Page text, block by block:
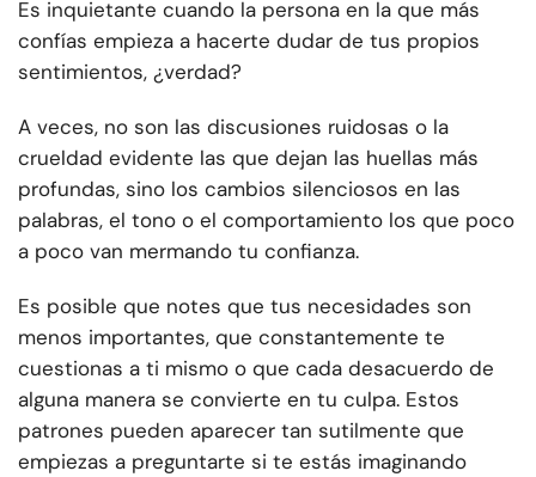
Es inquietante cuando la persona en la que más
confías empieza a hacerte dudar de tus propios
sentimientos, ¿verdad?
A veces, no son las discusiones ruidosas o la
crueldad evidente las que dejan las huellas más
profundas, sino los cambios silenciosos en las
palabras, el tono o el comportamiento los que poco
a poco van mermando tu confianza.
Es posible que notes que tus necesidades son
menos importantes, que constantemente te
cuestionas a ti mismo o que cada desacuerdo de
alguna manera se convierte en tu culpa. Estos
patrones pueden aparecer tan sutilmente que
empiezas a preguntarte si te estás imaginando